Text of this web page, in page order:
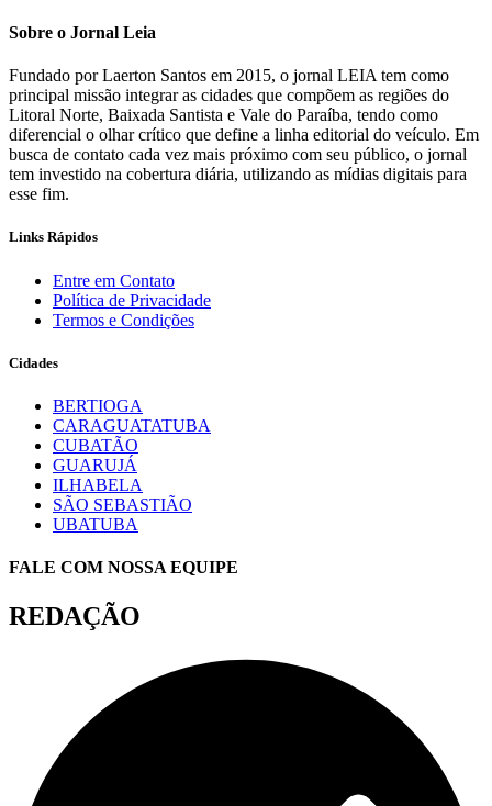
Sobre o Jornal Leia
Fundado por Laerton Santos em 2015, o jornal LEIA tem como
principal missão integrar as cidades que compõem as regiões do
Litoral Norte, Baixada Santista e Vale do Paraíba, tendo como
diferencial o olhar crítico que define a linha editorial do veículo. Em
busca de contato cada vez mais próximo com seu público, o jornal
tem investido na cobertura diária, utilizando as mídias digitais para
esse fim.
Links Rápidos
Entre em Contato
Política de Privacidade
Termos e Condições
Cidades
BERTIOGA
CARAGUATATUBA
CUBATÃO
GUARUJÁ
ILHABELA
SÃO SEBASTIÃO
UBATUBA
FALE COM NOSSA EQUIPE
REDAÇÃO